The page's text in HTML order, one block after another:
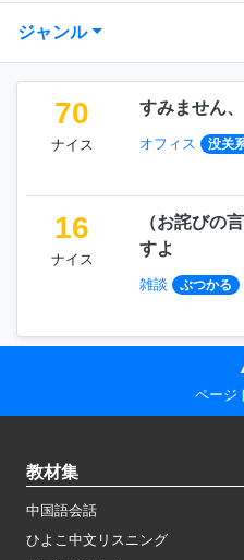
ジャンル
70
ナイス
すみません
オフィス 没关
16
ナイス
（お詫びの
すよ
雑談 ぶつかる
ページ
教材集
中国語会話
ひよこ中文リスニング